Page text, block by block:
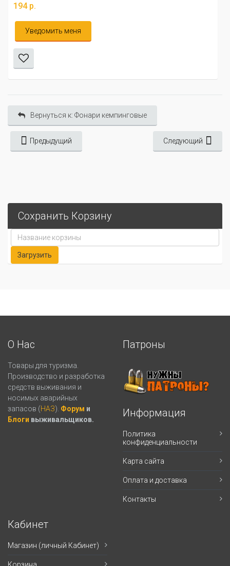
194 р.
Уведомить меня
Вернуться к: Фонари кемпинговые
Предыдущий Следующий
Сохранить Корзину
О Нас
Товары для туризма.
Производство и разработка
средств выживания и
носимых аварийных
запасов (НАЗ). Форум и
Блоги выживальщиков.
Патроны
Информация
Политика
конфиденциальности
Карта сайта
Оплата и доставка
Контакты
Кабинет
Магазин (личный Кабинет)